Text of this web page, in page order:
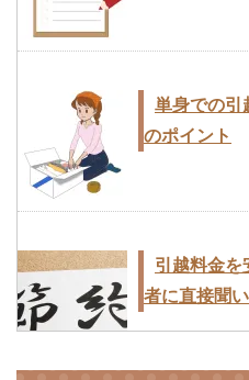
単身での引
のポイント
引越料金を
者に直接聞